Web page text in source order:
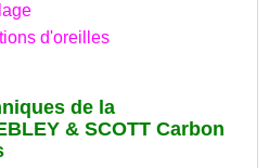
d'oreilles
de la
& SCOTT Carbon